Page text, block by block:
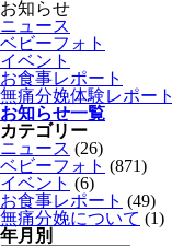
お知らせ
ニュース
ベビーフォト
イベント
お食事レポート
無痛分娩体験レポート
お知らせ一覧
カテゴリー
ニュース (26)
ベビーフォト (871)
イベント (6)
お食事レポート (49)
無痛分娩について (1)
年月別